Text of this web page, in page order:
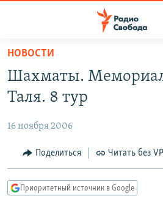
упрощенного
доступа
Вернуться
основному
Вернутся
главной
навигации
АВТОРСКИЕ ПРОЕКТЫ
ЦИТАТЫ СВОБОДЫ
МНЕНИЯ
IDEL.РЕАЛИИ
НОВОСТИ
Шахматы.
Таля. 8 тур
16 ноября 2006
Поделиться Читать без
Приоритетный источник в Google